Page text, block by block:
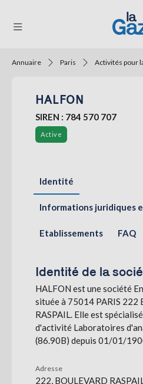
RÉGIONS
FORMATS
SERVICES
S'abonner
Annuaire Paris Activités pour
HALFON
SIREN : 784 570 707
Active
Identité
Informations juridiques
Etablissements FAQ
Identité de la
HALFON est une société
située à 75014 PARIS 222
RASPAIL. Elle est
d'activité Laboratoires
(86.90B) depuis 01/01/
Adresse
222, BOULEVARD